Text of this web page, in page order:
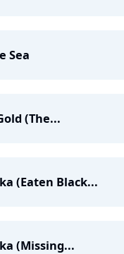
Sea
(The...
(Eaten Black...
(Missing...